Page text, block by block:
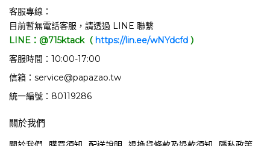
客服專線：
目前暫無電話客服，請透過 LINE 聯繫
LINE：@715ktack（ https://lin.ee/wNYdcfd ）
客服時間：10:00-17:00
信箱：service@papazao.tw
統一編號：80119286
關於我們